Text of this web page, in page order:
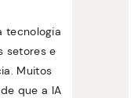
tecnologia
setores e
Muitos
que a IA